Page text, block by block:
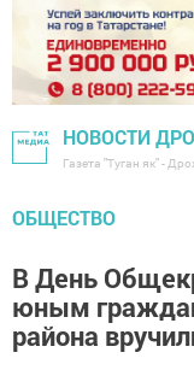
НОВОСТИ
Газета "Туган як" -
ОБЩЕСТВО
В День
юным
района